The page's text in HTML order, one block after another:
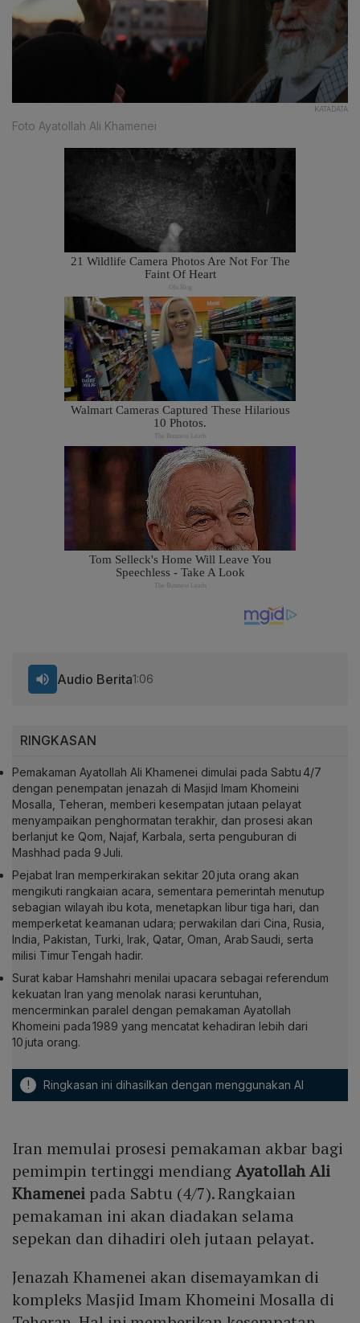
KATADATA
Foto Ayatollah Ali Khamenei
RINGKASAN
Pemakaman Ayatollah Ali Khamenei dimulai pada Sabtu 4/7
dengan penempatan jenazah di Masjid Imam Khomeini
Mosalla, Teheran, memberi kesempatan jutaan pelayat
menyampaikan penghormatan terakhir, dan prosesi akan
berlanjut ke Qom, Najaf, Karbala, serta penguburan di
Mashhad pada 9 Juli.
Pejabat Iran memperkirakan sekitar 20 juta orang akan
mengikuti rangkaian acara, sementara pemerintah menutup
sebagian wilayah ibu kota, menetapkan libur tiga hari, dan
memperketat keamanan udara; perwakilan dari Cina, Rusia,
India, Pakistan, Turki, Irak, Qatar, Oman, Arab Saudi, serta
milisi Timur Tengah hadir.
Surat kabar Hamshahri menilai upacara sebagai referendum
kekuatan Iran yang menolak narasi keruntuhan,
mencerminkan paralel dengan pemakaman Ayatollah
Khomeini pada 1989 yang mencatat kehadiran lebih dari
10 juta orang.
! Ringkasan ini dihasilkan dengan menggunakan AI
Audio Berita1:06
Iran memulai prosesi pemakaman akbar bagi
pemimpin tertinggi mendiangAyatollah Ali
Khamenei pada Sabtu (4/7). Rangkaian
pemakaman ini akan diadakan selama
sepekan dan dihadiri oleh jutaan pelayat.
Jenazah Khamenei akan disemayamkan di
kompleks Masjid Imam Khomeini Mosalla di